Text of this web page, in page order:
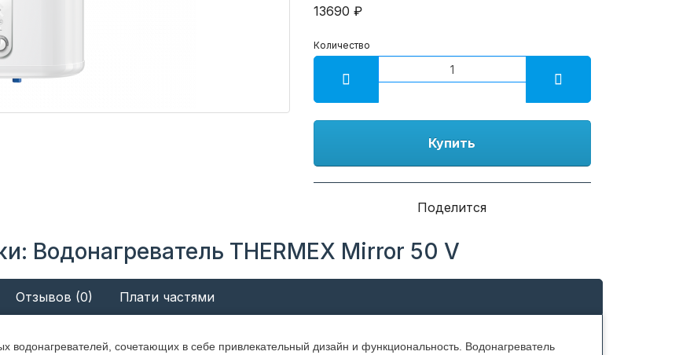
13690 ₽
Количество
Купить
Поделится
Водонагреватель THERMEX Mirror 50 V
Отзывов (0) Плати частями
сочетающих в себе привлекательный дизайн и функциональность. Водонагреватель